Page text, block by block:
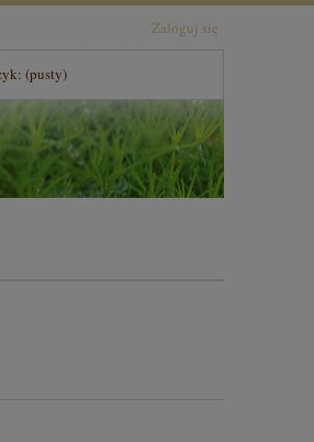
Zaloguj się
(pusty)